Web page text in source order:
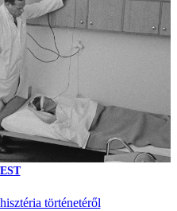
történetéről